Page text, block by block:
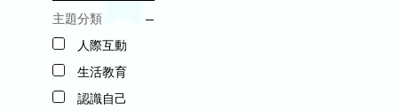
主題分類
人際互動
生活教育
認識自己